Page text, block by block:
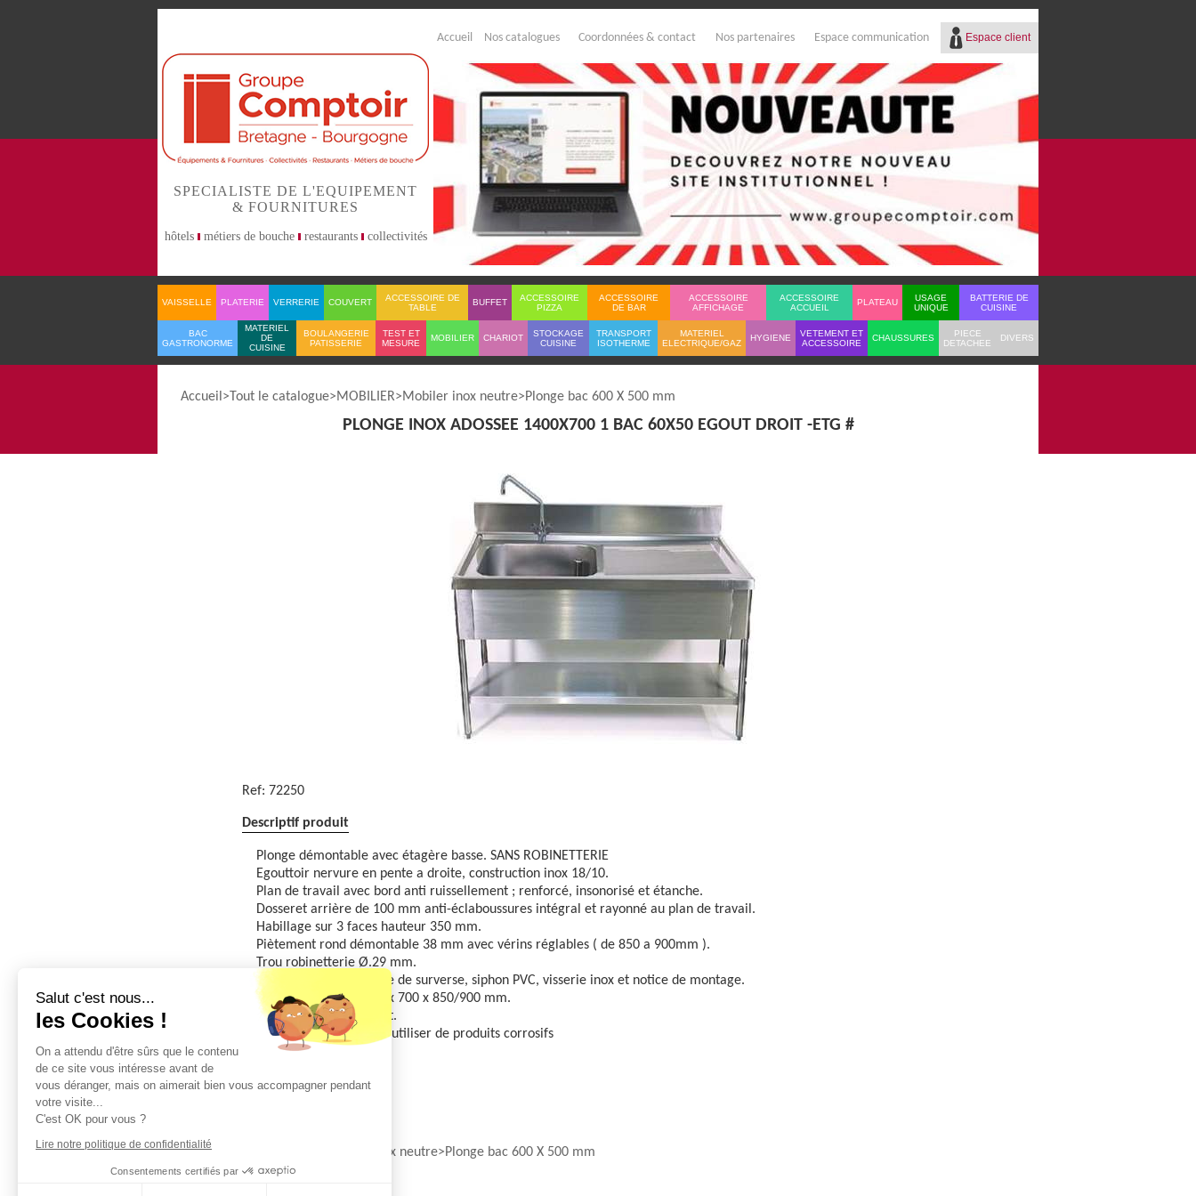
Accueil Nos catalogues Coordonnées & contact Nos partenaires Espace communication Espace client
Réf.
Identifiant
Mot de passe
SPECIALISTE DE L'EQUIPEMENT
& FOURNITURES
hôtels métiers de bouche restaurants collectivités
VAISSELLE PLATERIE VERRERIE COUVERT
ACCESSOIRE DE
TABLE
BUFFET
ACCESSOIRE
PIZZA
ACCESSOIRE
DE BAR
ACCESSOIRE
AFFICHAGE
ACCESSOIRE
ACCUEIL
PLATEAU
USAGE
UNIQUE
BATTERIE DE
CUISINE
BAC
GASTRONORME
MATERIEL
DE
CUISINE
BOULANGERIE
PATISSERIE
TEST ET
MESURE
MOBILIER CHARIOT
STOCKAGE
CUISINE
TRANSPORT
ISOTHERME
MATERIEL
ELECTRIQUE/GAZ
HYGIENE
VETEMENT ET
ACCESSOIRE
CHAUSSURES
PIECE
DETACHEE
DIVERS
Accueil Tout le catalogue MOBILIER Mobiler inox neutre Plonge bac 600 X 500 mm
PLONGE INOX ADOSSEE 1400X700 1 BAC 60X50 EGOUT DROIT -ETG #
Ref: 72250
Descriptif produit
Plonge démontable avec étagère basse. SANS ROBINETTERIE
Egouttoir nervure en pente a droite, construction inox 18/10.
Plan de travail avec bord anti ruissellement ; renforcé, insonorisé et étanche.
Dosseret arrière de 100 mm anti-éclaboussures intégral et rayonné au plan de travail.
Habillage sur 3 faces hauteur 350 mm.
Piètement rond démontable 38 mm avec vérins réglables ( de 850 a 900mm ).
Trou robinetterie Ø.29 mm.
Livrée avec bonde, tube de surverse, siphon PVC, visserie inox et notice de montage.
Encombrement : 1400 x 700 x 850/900 mm.
Installation par le client.
Pour l'entretien ne pas utiliser de produits corrosifs
Commande par:1 Unité
Mobiler inox neutre Plonge bac 600 X 500 mm
Salut c'est nous...
les Cookies !
On a attendu d'être sûrs que le contenu
de ce site vous intéresse avant de
vous déranger, mais on aimerait bien vous accompagner pendant
votre visite...
C'est OK pour vous ?
Lire notre politique de confidentialité
Consentements certifiés par